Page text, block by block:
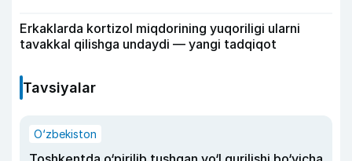
Erkaklarda kortizol miqdorining yuqoriligi ularni
tavakkal qilishga undaydi — yangi tadqiqot
Tavsiyalar
O‘zbekiston